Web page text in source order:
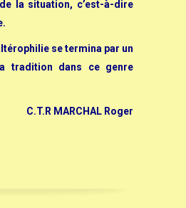
la situation, c’est-à-dire
se termina par un
tradition dans ce genre
C.T.R MARCHAL Roger